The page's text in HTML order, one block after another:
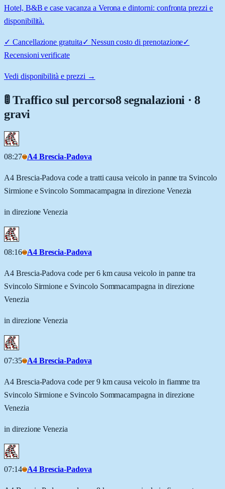
Hotel, B&B e case vacanza a Verona e dintorni: confronta prezzi e
disponibilità.
✓ Cancellazione gratuita✓ Nessun costo di prenotazione✓
Recensioni verificate
Vedi disponibilità e prezzi →
🚦 Traffico sul percorso8 segnalazioni · 8
gravi
08:27 A4 Brescia-Padova
A4 Brescia-Padova code a tratti causa veicolo in panne tra Svincolo
Sirmione e Svincolo Sommacampagna in direzione Venezia
in direzione Venezia
08:16 A4 Brescia-Padova
A4 Brescia-Padova code per 6 km causa veicolo in panne tra
Svincolo Sirmione e Svincolo Sommacampagna in direzione
Venezia
in direzione Venezia
07:35 A4 Brescia-Padova
A4 Brescia-Padova code per 9 km causa veicolo in fiamme tra
Svincolo Sirmione e Svincolo Sommacampagna in direzione
Venezia
in direzione Venezia
07:14 A4 Brescia-Padova